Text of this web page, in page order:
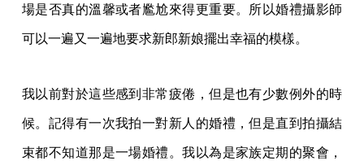
場是否真的溫馨或者尷尬來得更重要。所以婚禮攝影師
可以一遍又一遍地要求新郎新娘擺出幸福的模樣。
我以前對於這些感到非常疲倦，但是也有少數例外的時
候。記得有一次我拍一對新人的婚禮，但是直到拍攝結
束都不知道那是一場婚禮。我以為是家族定期的聚會，